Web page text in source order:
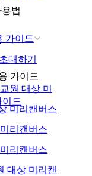
가이드
법
대하기
가이드
원 대상 미
드
미리캔버스
리캔버스
리캔버스
대상 미리캔